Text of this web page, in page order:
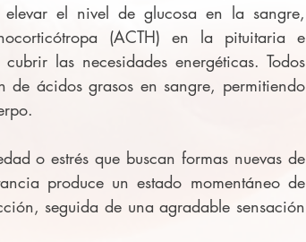
el nivel de glucosa en la sangre,
(ACTH) en la pituitaria e
las necesidades energéticas. Todos
de ácidos grasos en sangre, permitiendo
o estrés que buscan formas nuevas de
produce un estado momentáneo de
seguida de una agradable sensación